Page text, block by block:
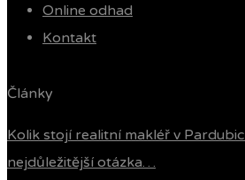
Online odhad
Kontakt
Články
Kolik stojí realitní makléř v
nejdůležitější otázka…